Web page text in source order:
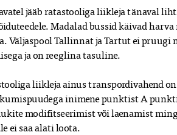
jääb ratastooliga liikleja tänaval
Madalad bussid käivad
Väljaspool Tallinnat ja Tartut ei pruugi
ja on reeglina tasuline.
liikleja ainus transpordivahend
inimene punktist A
modifitseerimist või laenamist
ei saa alati loota.